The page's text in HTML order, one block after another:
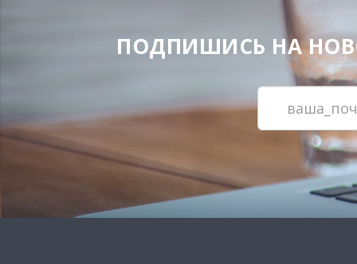
ПОДПИШИСЬ НА